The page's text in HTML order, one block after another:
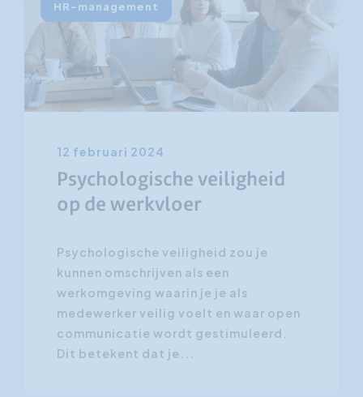
HR-management
12 februari 2024
Psychologische veiligheid
op de werkvloer
Psychologische veiligheid zou je
kunnen omschrijven als een
werkomgeving waarin je je als
medewerker veilig voelt en waar open
communicatie wordt gestimuleerd.
Dit betekent dat je...